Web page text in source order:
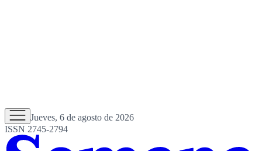
Jueves, 6 de agosto de 2026
ISSN 2745-2794